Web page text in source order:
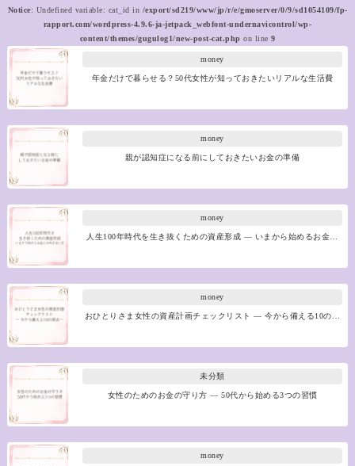
Notice: Undefined variable: cat_id in /export/sd219/www/jp/r/e/gmoserver/0/9/sd1054109/fp-
rapport.com/wordpress-4.9.6-ja-jetpack_webfont-undernavicontrol/wp-
content/themes/gugulog1/new-post-cat.php on line 9
money
年金だけで暮らせる？50代女性が知っておきたいリアルな生活費
money
親が認知症になる前にしておきたいお金の準備
money
人生100年時代を生き抜くための資産形成 ― いまから始めるお金…
money
おひとりさま女性の資産計画チェックリスト ― 今から備える10の…
未分類
女性のためのお金の守り方 ― 50代から始める3つの習慣
money